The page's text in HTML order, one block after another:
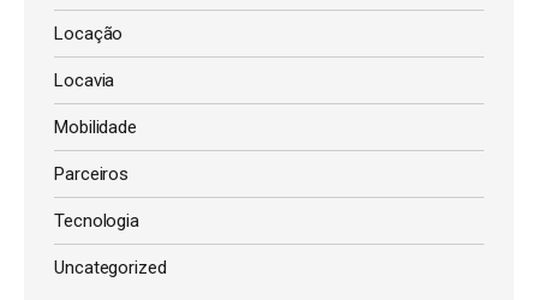
Locação
Locavia
Mobilidade
Parceiros
Tecnologia
Uncategorized